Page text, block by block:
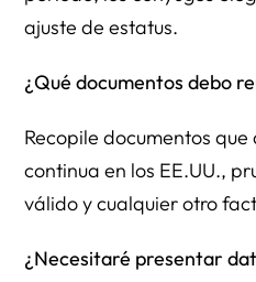
ajuste de estatus.
¿Qué documentos debo
Recopile documentos
continua en los EE.UU.,
válido y cualquier otro
¿Necesitaré presentar